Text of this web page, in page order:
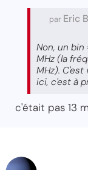
par Eric
Non, un bin
MHz (la
MHz).
ici, c'est à
c'était pas 13